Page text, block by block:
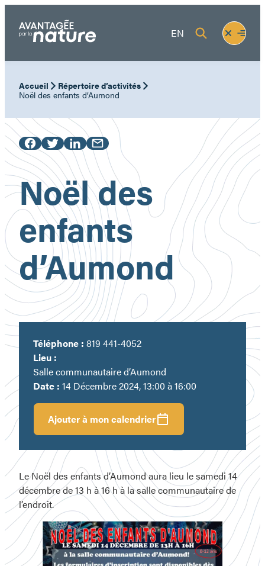
contenu
EN
Fermer
le
menu
Ouvrir
le
Accueil Répertoire d’activités
Noël des enfants d’Aumond
Noël des
enfants
d’Aumond
Ajouter à mon calendrier
Date : 14 Décembre 2024, 13:00 à 16:00
Lieu :
Salle communautaire d’Aumond
Téléphone : 819 441-4052
Le Noël des enfants d’Aumond aura lieu le samedi 14
décembre de 13 h à 16 h à la salle communautaire de
l’endroit.